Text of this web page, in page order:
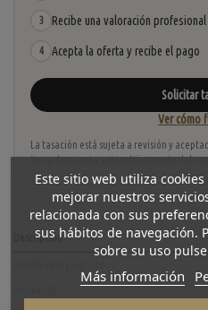
3 Recibe una valoración profesional
4 Acepta la oferta y recibe el pago
Solicitar
Ver cómo
La tasación está sujeta a revisión y
No se descuenta automáticamente del
Descripción
Este sitio web utiliza
mejorar nuestros
relacionada con sus
sus hábitos de navegación.
sobre su uso
Más información